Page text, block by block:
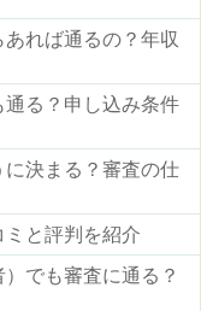
れば通るの？年収
る？申し込み条件
決まる？審査の仕
と評判を紹介
でも審査に通る？